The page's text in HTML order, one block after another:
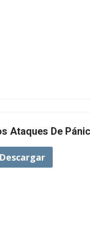
Ataques De
Descargar